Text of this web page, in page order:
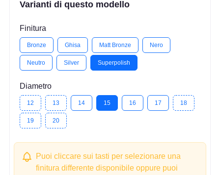
Varianti di questo modello
Finitura
Bronze Ghisa Matt Bronze Nero
Neutro Silver Superpolish
Diametro
12 13 14 15 16 17 18
19 20
Puoi cliccare sui tasti per selezionare una
finitura differente disponibile oppure puoi